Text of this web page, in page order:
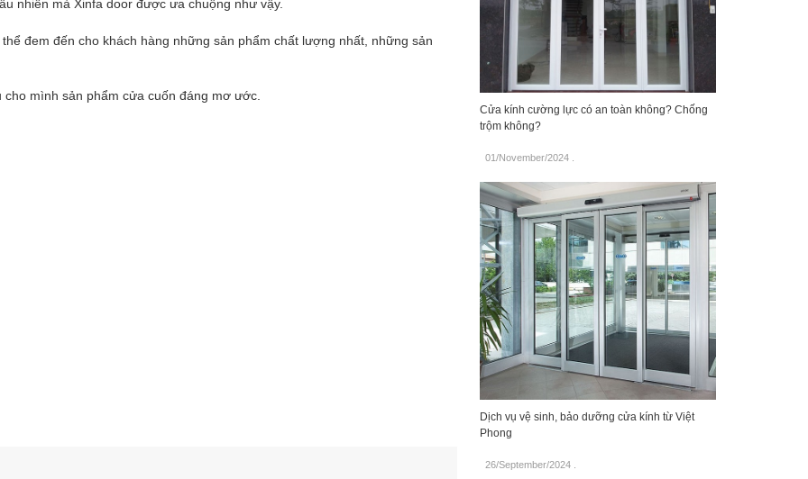
nhiên mà Xinfa door được ưa chuộng như vậy.
đem đến cho khách hàng những sản phẩm chất lượng nhất, những sản
mình sản phẩm cửa cuốn đáng mơ ước.
Cửa kính cường lực có an toàn không? Chống
trộm không?
01/November/2024.
Dịch vụ vệ sinh, bảo dưỡng cửa kính từ Việt
Phong
26/September/2024.